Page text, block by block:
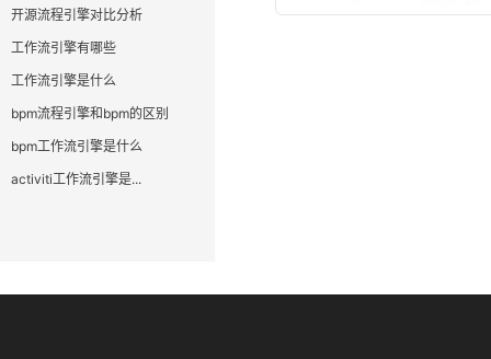
开源流程引擎对比分析
工作流引擎有哪些
工作流引擎是什么
bpm流程引擎和bpm的区别
bpm工作流引擎是什么
activiti工作流引擎是...